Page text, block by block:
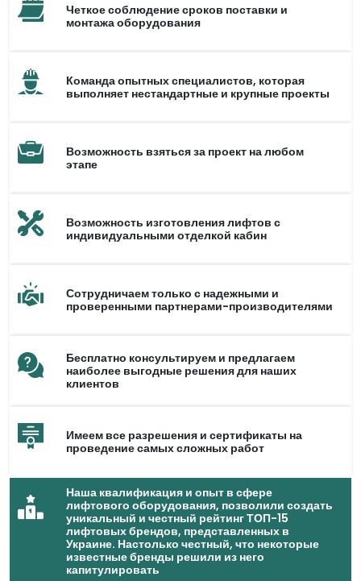
Четкое соблюдение сроков поставки и
монтажа оборудования
Команда опытных специалистов, которая
выполняет нестандартные и крупные проекты
Возможность взяться за проект на любом
этапе
Возможность изготовления лифтов с
индивидуальными отделкой кабин
Сотрудничаем только с надежными и
проверенными партнерами-производителями
Бесплатно консультируем и предлагаем
наиболее выгодные решения для наших
клиентов
Имеем все разрешения и сертификаты на
проведение самых сложных работ
Наша квалификация и опыт в сфере
лифтового оборудования, позволили создать
уникальный и честный рейтинг ТОП-15
лифтовых брендов, представленных в
Украине. Настолько честный, что некоторые
известные бренды решили из него
капитулировать